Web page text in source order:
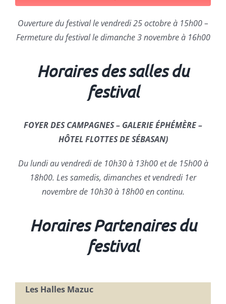
Ouverture du festival le vendredi 25 octobre à 15h00 –
Fermeture du festival le dimanche 3 novembre à 16h00
Horaires des salles du
festival
FOYER DES CAMPAGNES – GALERIE ÉPHÉMÈRE –
HÔTEL FLOTTES DE SÉBASAN)
Du lundi au vendredi de 10h30 à 13h00 et de 15h00 à
18h00. Les samedis, dimanches et vendredi 1er
novembre de 10h30 à 18h00 encontinu.
Horaires Partenaires du
festival
Les Halles Mazuc